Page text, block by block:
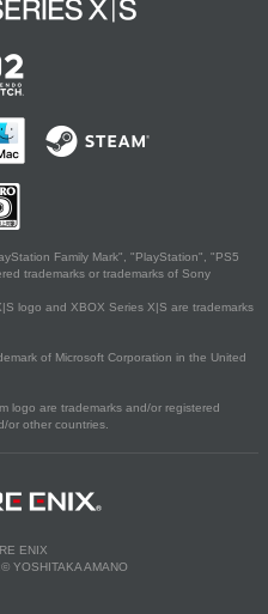
Family Mark", "PlayStation", "PS5
trademarks or trademarks of Sony
logo and XBOX Series X|S are trademarks
of Microsoft Corporation in the United
logo are trademarks and/or registered
or other countries.
ENIX
YOSHITAKA AMANO